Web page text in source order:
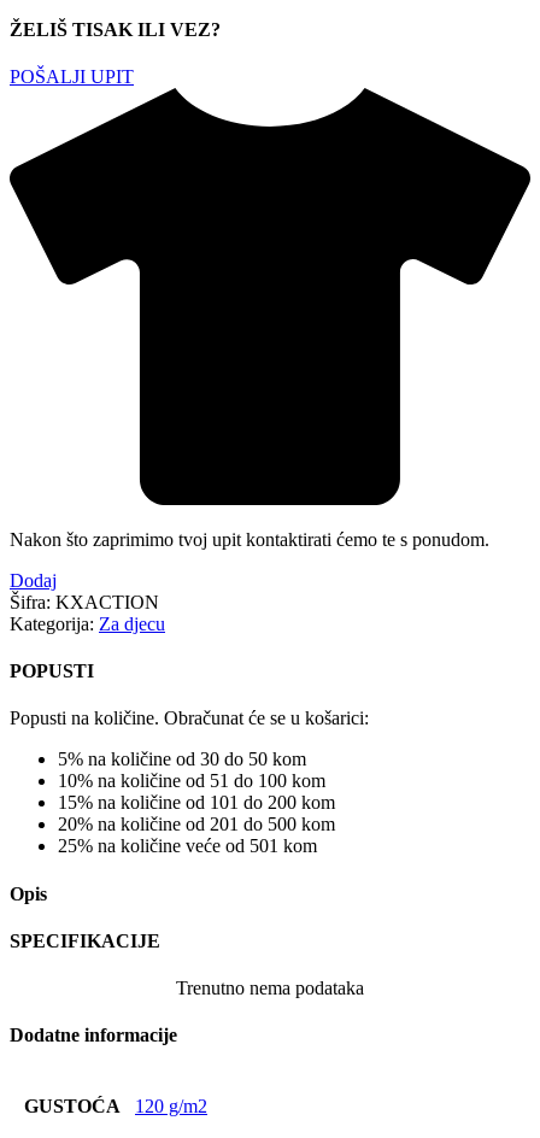
ŽELIŠ TISAK ILI VEZ?
POŠALJI UPIT
Nakon što zaprimimo tvoj upit kontaktirati ćemo te s ponudom.
Dodaj
Šifra: KXACTION
Kategorija: Za djecu
POPUSTI
Popusti na količine. Obračunat će se u košarici:
5% na količine od 30 do 50 kom
10% na količine od 51 do 100 kom
15% na količine od 101 do 200 kom
20% na količine od 201 do 500 kom
25% na količine veće od 501 kom
Opis
SPECIFIKACIJE
Trenutno nema podataka
Dodatne informacije
GUSTOĆA 120 g/m2